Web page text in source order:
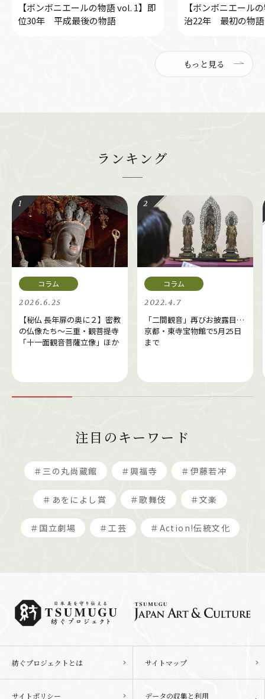
【ボンボニエールの物語 vol. 1】即
位30年 平成最後の物語
【ボンボニエール
治22年 最初の物語
もっと見る
ランキング
2026.6.25
【秘仏 長年扉の奥に２】密教
の仏像たち～三重・観菩提寺
「十一面観音菩薩立像」ほか
2022.4.7
「二間観音」再びお披露目…
京都・東寺宝物館で5月25日
まで
注目のキーワード
＃三の丸尚蔵館 ＃興福寺 ＃伊藤若冲
＃あをによし賞 ＃歌舞伎 ＃文楽
＃国立劇場 ＃工芸 ＃Action!伝統文化
紡ぐプロジェクトとは サイトマップ
サイトポリシー データの収集と利用